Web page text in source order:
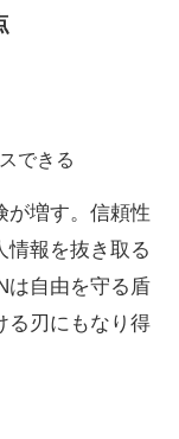
できる
が増す。信頼性
情報を抜き取る
は自由を守る盾
る刃にもなり得